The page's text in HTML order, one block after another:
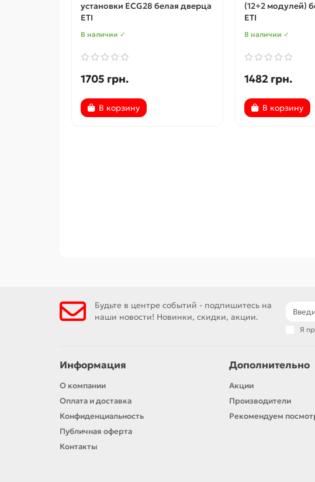
установки ECG28 белая дверца
ETI
В наличии ✓
1705 грн.
В корзину
(12+2 модулей)
ETI
В наличии ✓
1482 грн.
В корзину
Будьте в центре событий - подпишитесь на
наши новости! Новинки, скидки, акции.
Я
Информация
О компании
Оплата и доставка
Конфиденциальность
Публичная оферта
Контакты
Дополнительно
Акции
Производители
Рекомендуем